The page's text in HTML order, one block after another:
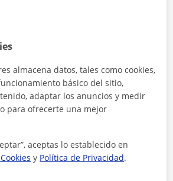
nuestroaviso legaly deprivacidad
almacena datos, tales como cookies,
básico del sitio,
adaptar los anuncios y medir
para ofrecerte una mejor
aceptas lo establecido en
y Política de Privacidad.